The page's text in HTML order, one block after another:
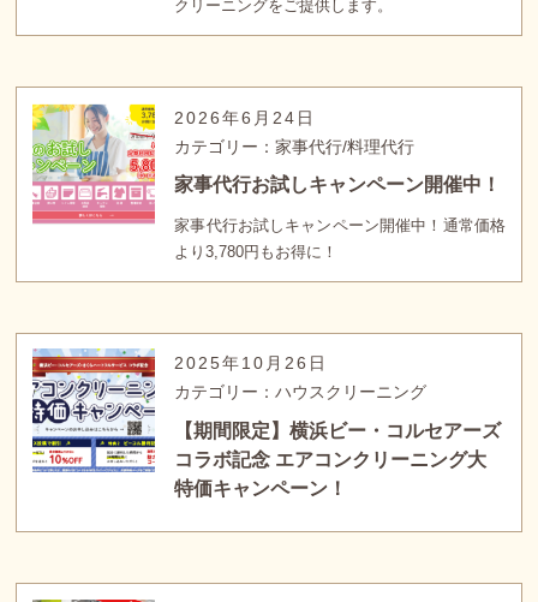
クリーニングをご提供します。
2026年6月24日
カテゴリー：家事代行/料理代行
家事代行お試しキャンペーン開催中！
家事代行お試しキャンペーン開催中！通常価格
より3,780円もお得に！
2025年10月26日
カテゴリー：ハウスクリーニング
【期間限定】横浜ビー・コルセアーズ
コラボ記念 エアコンクリーニング大
特価キャンペーン！